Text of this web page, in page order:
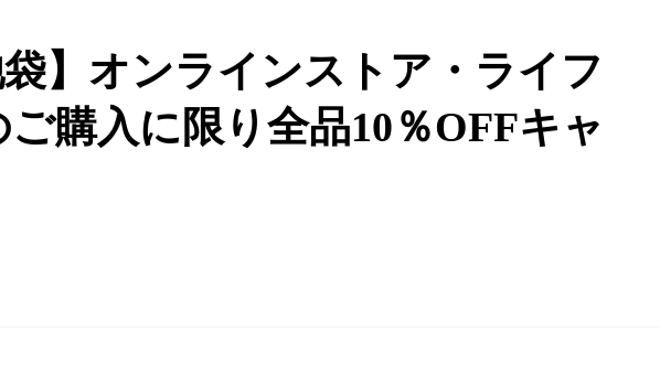
袋】オンラインストア・ライフ
購入に限り全品10％OFFキャ